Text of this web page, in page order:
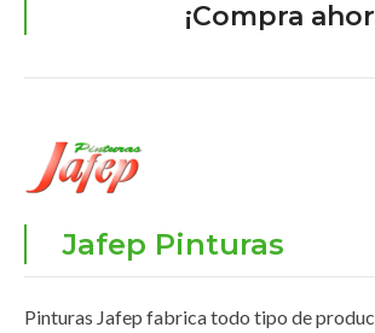
¡Compra
Jafep Pinturas
Pinturas Jafep fabrica todo tipo de